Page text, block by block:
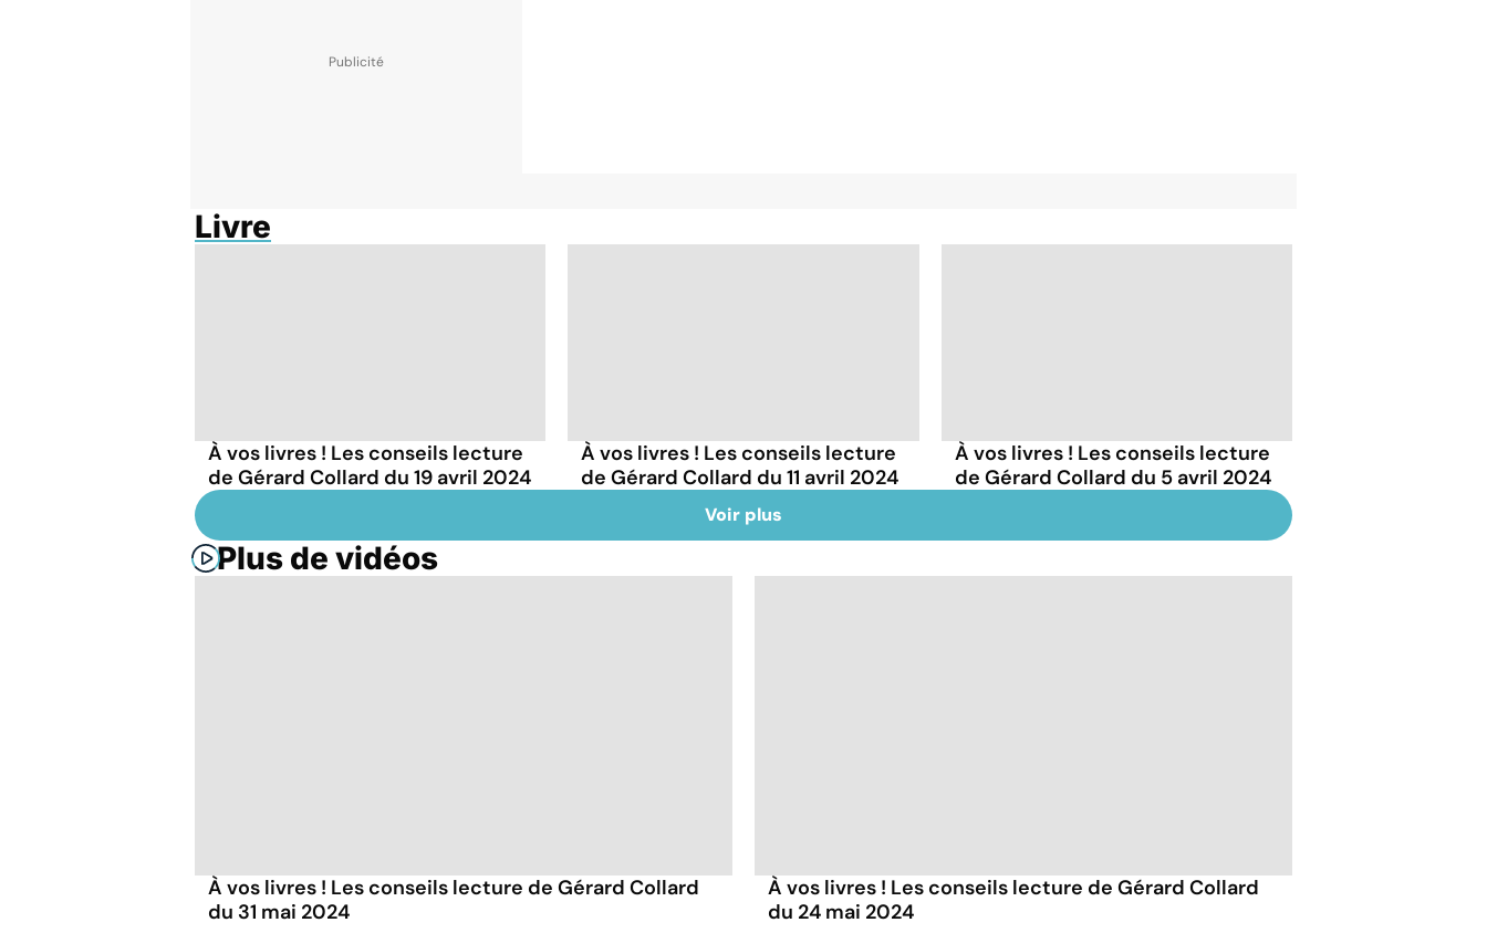
Livre
À vos livres ! Les conseils lecture
de Gérard Collard du 19 avril 2024
À vos livres ! Les conseils lecture
de Gérard Collard du 11 avril 2024
À vos livres ! Les conseils lecture
de Gérard Collard du 5 avril 2024
Voir plus
Plus de vidéos
À vos livres ! Les conseils lecture de Gérard Collard
du 31 mai 2024
À vos livres ! Les conseils lecture de Gérard Collard
du 24 mai 2024